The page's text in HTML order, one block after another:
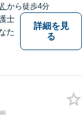
から徒歩4分
士
た
詳細を見
る